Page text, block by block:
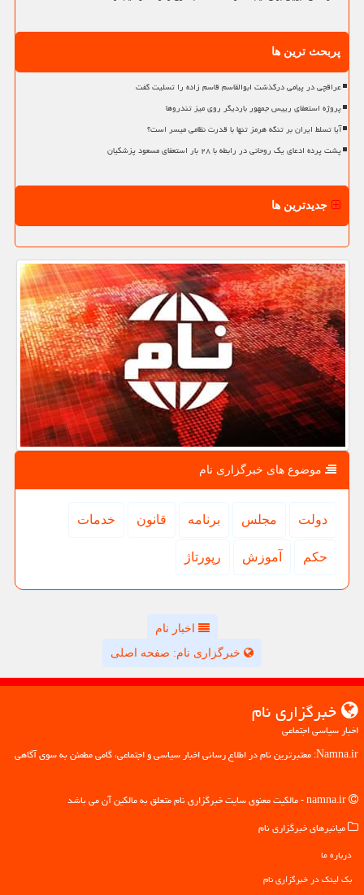
پربحث ترین ها
عراقچی در پیامی درگذشت ابوالقاسم قاسم زاده را تسلیت گفت
پروژه استعفای رییس جمهور باردیگر روی میز تندروها
آیا تسلط ایران بر تنگه هرمز تنها با قدرت نظامی میسر است؟
پشت پرده ادعای یک روحانی در رابطه با ۲۸ بار استعفای مسعود پزشکیان
جدیدترین ها
موضوع های خبرگزاری نام
دولت مجلس برنامه قانون خدمات
حكم آموزش رپورتاژ
اخبار نام
خبرگزاری نام: صفحه اصلی
خبرگزاری نام
اخبار سیاسی اجتماعی
Namna.ir: معتبرترین نام در اطلاع رسانی اخبار سیاسی و اجتماعی، گامی مطمئن به سوی آگاهی
میانبرهای خبرگزاری نام
درباره ما
بک لینک در خبرگزاری نام